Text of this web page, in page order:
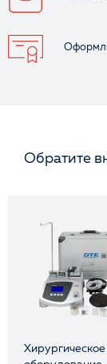
Обратите
Хирургическое